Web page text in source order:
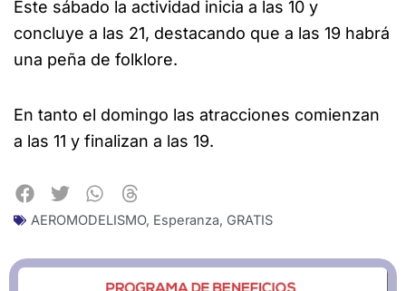
Este sábado la actividad inicia a las 10 y
concluye a las 21, destacando que a las 19 habrá
una peña de folklore.
En tanto el domingo las atracciones comienzan
a las 11 y finalizan a las 19.
AEROMODELISMO, Esperanza, GRATIS